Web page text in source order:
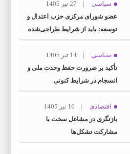
سیاسی
27 تیر 1405
عضو شورای مرکزی حزب اعتدال و
توسعه: باید از شرایط طراحی‌شده
توسط دشمنان عبور کنیم
سیاسی
14 تیر 1405
تأکید بر ضرورت حفظ وحدت ملی و
انسجام در شرایط کنونی
اقتصادی
10 تیر 1405
بازنگری در مشاغل سخت با
مشارکت تشکل‌ها